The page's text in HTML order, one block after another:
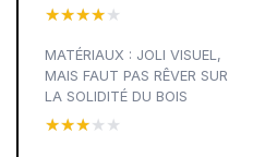
★★★★★
★★★★★
MATÉRIAUX : JOLI VISUEL,
MAIS FAUT PAS RÊVER SUR
LA SOLIDITÉ DU BOIS
★★★★★
★★★★★